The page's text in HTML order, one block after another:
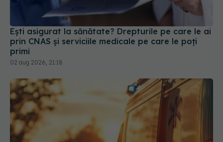
Ești asigurat la sănătate? Drepturile pe care le ai
prin CNAS și serviciile medicale pe care le poți
primi
02 aug 2026, 21:18